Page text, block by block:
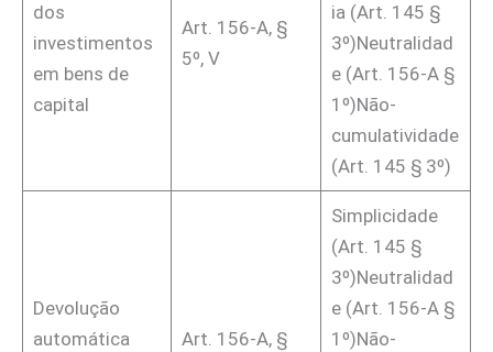
dos
investimentos
em bens de
capital
Art. 156-A, §
5º, V
ia (Art. 145 §
3º)Neutralidad
e (Art. 156-A §
1º)Não-
cumulatividade
(Art. 145 § 3º)
Devolução
automática
Art. 156-A, §
Simplicidade
(Art. 145 §
3º)Neutralidad
e (Art. 156-A §
1º)Não-